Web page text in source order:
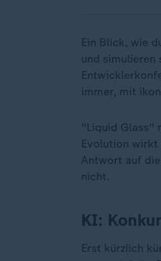
Ein Blick, wie
und simulieren
immer, mit
"Liquid Glass"
Evolution
Antwort auf
nicht.
KI:
Erst kürzlich